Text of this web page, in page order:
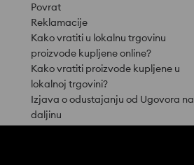
Povrat
Reklamacije
Kako vratiti u lokalnu trgovinu
proizvode kupljene online?
Kako vratiti proizvode kupljene u
lokalnoj trgovini?
Izjava o odustajanju od Ugovora na
daljinu
Potvrda o kupnji